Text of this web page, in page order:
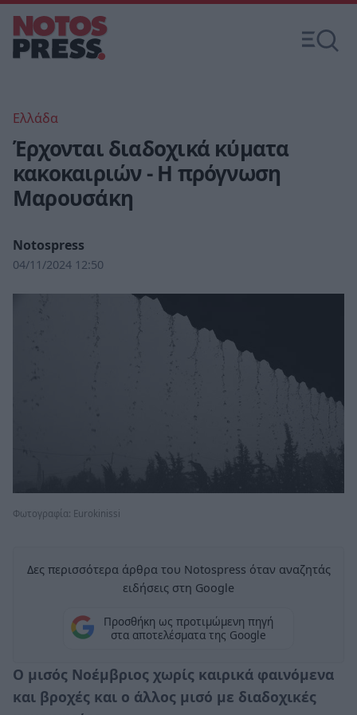
Ελλάδα
Έρχονται διαδοχικά κύματα
κακοκαιριών - Η πρόγνωση
Μαρουσάκη
Notospress
04/11/2024 12:50
Φωτογραφία: Eurokinissi
Δες περισσότερα άρθρα του Notospress όταν αναζητάς
ειδήσεις στη Google
Προσθήκη ως προτιμώμενη πηγή
στα αποτελέσματα της Google
Ο μισός Νοέμβριος χωρίς καιρικά φαινόμενα
και βροχές και ο άλλος μισό με διαδοχικές